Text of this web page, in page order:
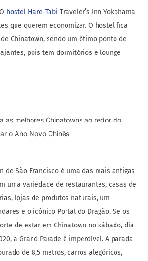
O hostel Hare-Tabi Traveler’s Inn Yokohama
que querem economizar. O hostel fica
Chinatown, sendo um ótimo ponto de
pois tem dormitórios e lounge
de São Francisco é uma das mais antigas
uma variedade de restaurantes, casas de
lojas de produtos naturais, um
e o icônico Portal do Dragão. Se os
de estar em Chinatown no sábado, dia
a Grand Parade é imperdível. A parada
de 8,5 metros, carros alegóricos,